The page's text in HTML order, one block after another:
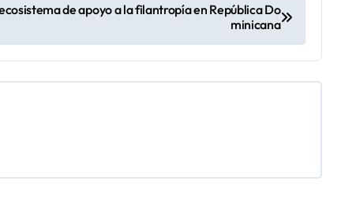
de apoyo a la filantropía en República Do
minicana